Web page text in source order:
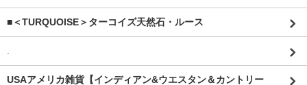
■＜TURQUOISE＞ターコイズ天然石・ルース
.
USAアメリカ雑貨【インディアン&ウエスタン＆カントリー